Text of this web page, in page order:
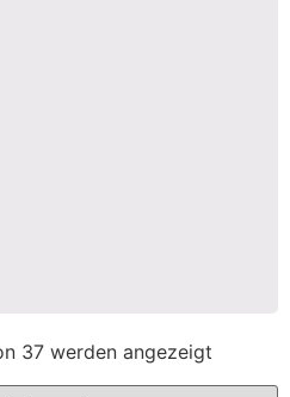
37 werden angezeigt